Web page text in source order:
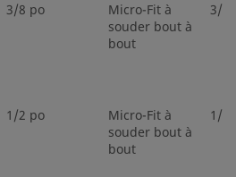
3/8 po
Micro-Fit à
souder bout à
bout
3/8
1/2 po
Micro-Fit à
souder bout à
bout
1/2